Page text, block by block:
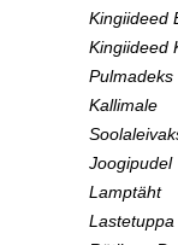
Kingiideed
Kingiideed
Pulmadeks
Kallimale
Joogipudel
Lamptäht
Lastetuppa